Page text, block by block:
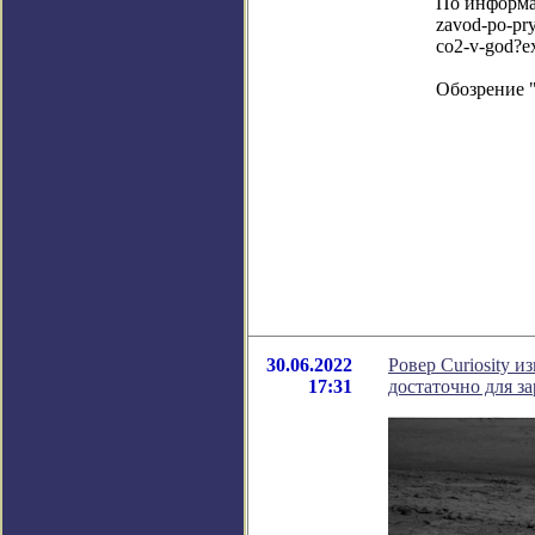
zavod-po-
co2-v-
Обозрение
30.06.2022
17:31
Ровер Curiosity
достаточно для